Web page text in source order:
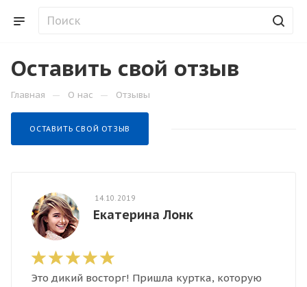
Оставить свой отзыв
Главная — О нас — Отзывы
ОСТАВИТЬ СВОЙ ОТЗЫВ
14.10.2019
Екатерина Лонк
Это дикий восторг! Пришла куртка, которую